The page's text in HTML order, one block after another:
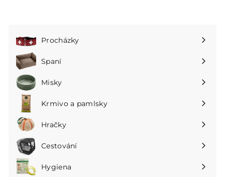
Procházky
Rozbalte
podnabídku
Spaní
Rozbalte
podnabídku
Misky
Rozbalte
podnabídku
Krmivo a pamlsky
Rozbalte
podnabídku
Hračky
Rozbalte
podnabídku
Cestování
Rozbalte
podnabídku
Hygiena
Rozbalte